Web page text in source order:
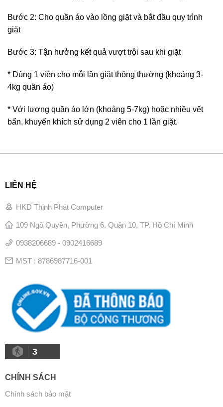
Bước 2: Cho quần áo vào lồng giặt và bắt đầu quy trình
giặt
Bước 3: Tận hưởng kết quả vượt trội sau khi giặt
* Dùng 1 viên cho mỗi lần giặt thông thường (khoảng 3-
4kg quần áo)
* Với lượng quần áo lớn (khoảng 5-7kg) hoặc nhiều vết
bẩn, khuyến khích sử dụng 2 viên cho 1 lần giặt.
LIÊN HỆ
HKD Thịnh Phát Computer
109 Ngô Quyền, Phường 6, Quận 10, TP. Hồ Chí Minh
0938206689 - 0902416689
MST : 8786987716-001
3
CHÍNH SÁCH
Chính sách bảo mật